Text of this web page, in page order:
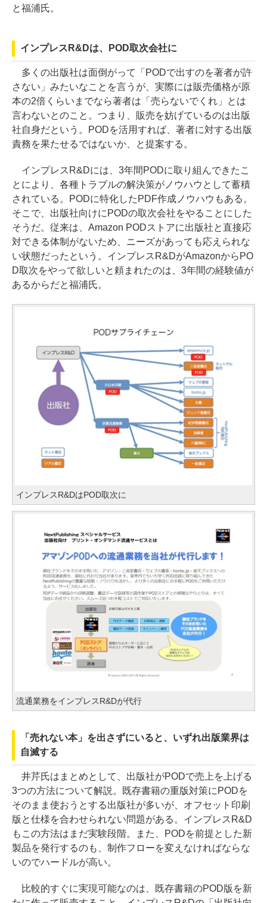
と福浦氏。
インプレスR&Dは、POD取次会社に
多くの出版社は面倒がって「PODで出すのを著者が許
さない」みたいなことを言うが、実際には販売価格が原
本の2倍くらいまでなら著者は「売らないでくれ」とは
言わないとのこと。つまり、販売を妨げているのは出版
社自身だという。PODを活用すれば、著者に対する出版
責務を果たせるではないか、と提案する。
インプレスR&Dには、3年間PODに取り組んできたこ
とにより、各種トラブルの解決策がノウハウとして蓄積
されている。PODに特化したPDF作成ノウハウもある。
そこで、出版社向けにPODの取次会社をやることにした
そうだ。従来は、Amazon PODストアに出版社と直接応
対できる体制がないため、ニーズがあっても応えられな
い状態だったという。インプレスR&DがAmazonからPO
D取次をやって欲しいと頼まれたのは、3年間の経験値が
あるからだと福浦氏。
インプレスR&DはPOD取次に
流通業務をインプレスR&Dが代行
「売れない本」を出さずにいると、いずれ出版業界は
自滅する
井芹氏はまとめとして、出版社がPODで売上を上げる
3つの方法について解説。既存書籍の重版対策にPODを
そのまま使おうとする出版社が多いが、オフセット印刷
版と仕様を合わせられない問題がある。インプレスR&D
もこの方法はまだ実験段階。また、PODを前提とした新
製品を発行するのも、制作フローを変えなければならな
いのでハードルが高い。
比較的すぐに実現可能なのは、既存書籍のPOD版を新